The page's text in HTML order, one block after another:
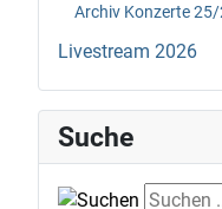
Archiv Konzerte
Livestream 2026
Suche
Suche